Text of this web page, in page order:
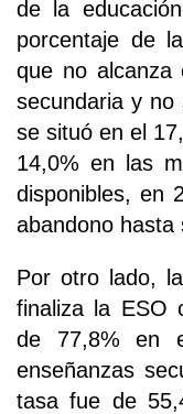
de la
porcentaje de
que no alcanza
secundaria y no
se situó en el
14,0% en las
disponibles, en
abandono hasta
Por otro lado,
finaliza la ESO
de 77,8% en
enseñanzas
tasa fue de